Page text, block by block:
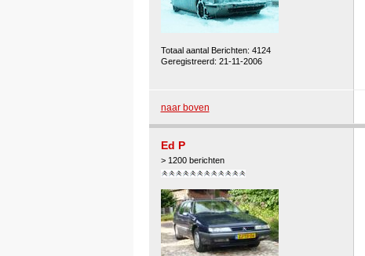
Totaal aantal Berichten: 4124
Geregistreerd: 21-11-2006
naar boven
Ed P
> 1200 berichten